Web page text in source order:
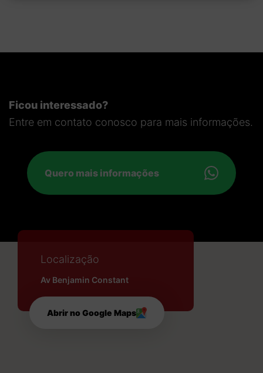
Ficou interessado?
Entre em contato conosco para mais informações.
Quero mais informações
Localização
Av Benjamin Constant
Abrir no Google Maps